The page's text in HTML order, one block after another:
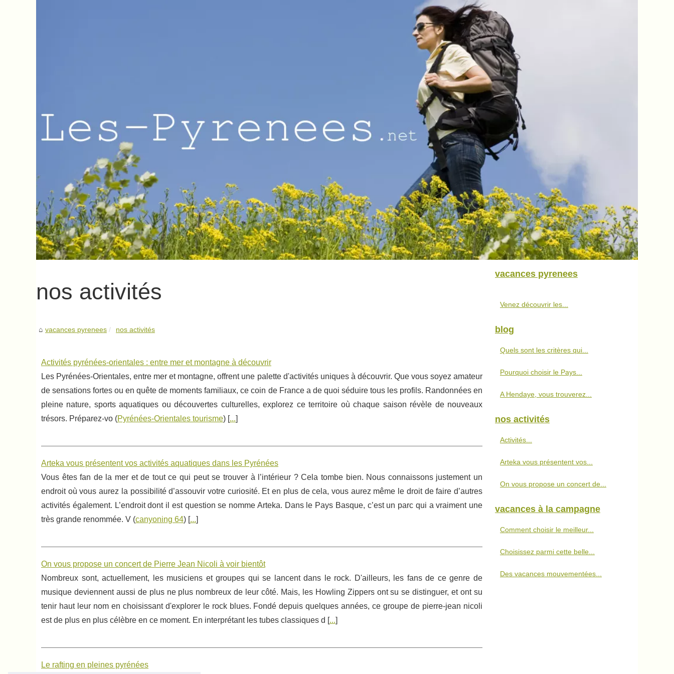
nos activités
vacances pyrenees nos activités
Activités pyrénées-orientales : entre mer et montagne à découvrir
Les Pyrénées-Orientales, entre mer et montagne, offrent une palette d'activités uniques à découvrir. Que vous soyez amateur
de sensations fortes ou en quête de moments familiaux, ce coin de France a de quoi séduire tous les profils. Randonnées en
pleine nature, sports aquatiques ou découvertes culturelles, explorez ce territoire où chaque saison révèle de nouveaux
trésors. Préparez-vo (Pyrénées-Orientales tourisme) [...]
Arteka vous présentent vos activités aquatiques dans les Pyrénées
Vous êtes fan de la mer et de tout ce qui peut se trouver à l’intérieur ? Cela tombe bien. Nous connaissons justement un
endroit où vous aurez la possibilité d’assouvir votre curiosité. Et en plus de cela, vous aurez même le droit de faire d’autres
activités également. L’endroit dont il est question se nomme Arteka. Dans le Pays Basque, c’est un parc qui a vraiment une
très grande renommée. V (canyoning 64) [...]
On vous propose un concert de Pierre Jean Nicoli à voir bientôt
Nombreux sont, actuellement, les musiciens et groupes qui se lancent dans le rock. D'ailleurs, les fans de ce genre de
musique deviennent aussi de plus ne plus nombreux de leur côté. Mais, les Howling Zippers ont su se distinguer, et ont su
tenir haut leur nom en choisissant d'explorer le rock blues. Fondé depuis quelques années, ce groupe de pierre-jean nicoli
est de plus en plus célèbre en ce moment. En interprétant les tubes classiques d [...]
Le rafting en pleines pyrénées
vacances pyrenees
Venez découvrir les...
blog
Quels sont les critères qui...
Pourquoi choisir le Pays...
A Hendaye, vous trouverez...
nos activités
Activités...
Arteka vous présentent vos...
On vous propose un concert de...
vacances à la campagne
Comment choisir le meilleur...
Choisissez parmi cette belle...
Des vacances mouvementées...